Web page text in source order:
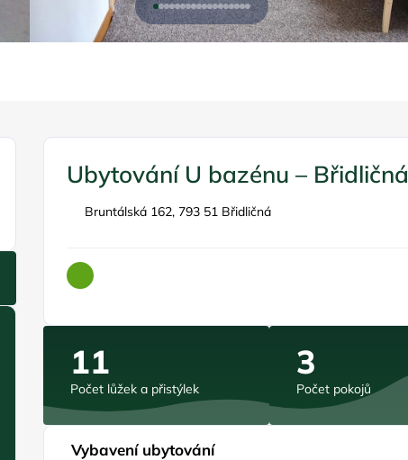
Ubytování U bazénu – Břidličná
Bruntálská 162, 793 51 Břidličná
11
Počet lůžek a přistýlek
3
Počet pokojů
Vybavení ubytování